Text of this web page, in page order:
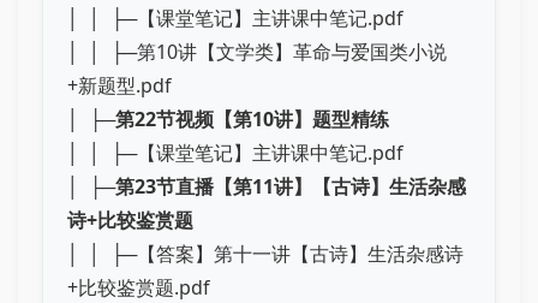
│ │ ├─【课堂笔记】主讲课中笔记.pdf
│ │ ├─第10讲【文学类】革命与爱国类小说
+新题型.pdf
│ ├─第22节视频【第10讲】题型精练
│ │ ├─【课堂笔记】主讲课中笔记.pdf
│ ├─第23节直播【第11讲】【古诗】生活杂感
诗+比较鉴赏题
│ │ ├─【答案】第十一讲【古诗】生活杂感诗
+比较鉴赏题.pdf